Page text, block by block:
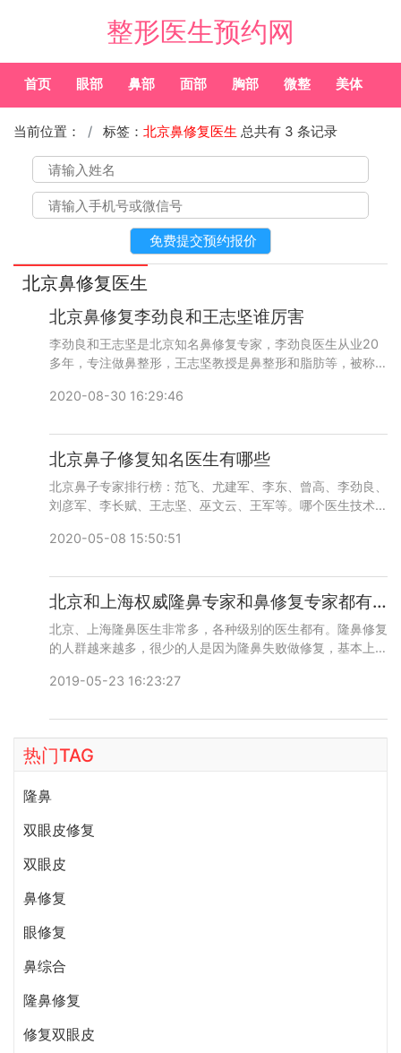
整形医生预约网
首页 眼部 鼻部 面部 胸部 微整 美体
当前位置： 标签： 北京鼻修复医生 总共有 3 条记录
北京鼻修复医生
北京鼻修复李劲良和王志坚谁厉害
李劲良和王志坚是北京知名鼻修复专家，李劲良医生从业20
多年，专注做鼻整形，王志坚教授是鼻整形和脂肪等，被称为
呢？添加微信号：wuyoubianmei或者直接拨打400-616-
2020-08-30 16:29:46
北京鼻子修复知名医生有哪些
北京鼻子专家排行榜：范飞、尤建军、李东、曾高、李劲良、
刘彦军、李长赋、王志坚、巫文云、王军等。哪个医生技术和
400-616-6769，了解更多医生口碑和案例。
2020-05-08 15:50:51
北京和上海权威隆鼻专家和鼻修复专家都有哪些？
北京、上海隆鼻医生非常多，各种级别的医生都有。隆鼻修复
的人群越来越多，很少的人是因为隆鼻失败做修复，基本上都
满意而进行第二次或者是多次修复。由此可见，找一个技术审
京、上海的知名隆鼻医院医生。
2019-05-23 16:23:27
热门TAG
隆鼻
双眼皮修复
双眼皮
鼻修复
眼修复
鼻综合
隆鼻修复
修复双眼皮